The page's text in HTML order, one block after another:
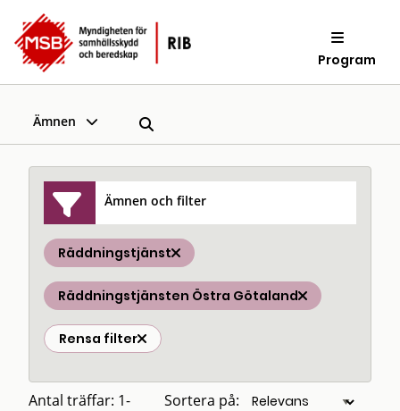
Program
Ämnen
Ämnen och filter
Räddningstjänst
Räddningstjänsten Östra Götaland
Rensa filter
Antal träffar: 1-
Sortera på: